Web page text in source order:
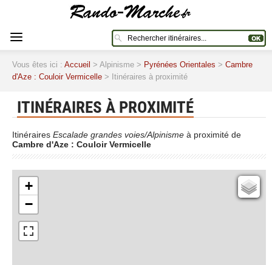
Vous êtes ici : Accueil > Alpinisme > Pyrénées Orientales > Cambre
d'Aze : Couloir Vermicelle > Itinéraires à proximité
ITINÉRAIRES À PROXIMITÉ
Itinéraires Escalade grandes voies/Alpinisme à proximité de
Cambre d'Aze : Couloir Vermicelle
+
−